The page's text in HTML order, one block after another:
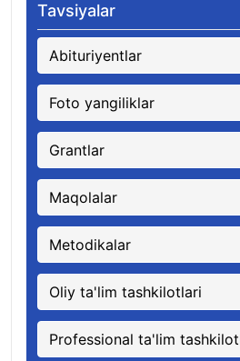
Tavsiyalar
Abituriyentlar
Foto yangiliklar
Grantlar
Maqolalar
Metodikalar
Oliy ta'lim tashkilotlari
Professional ta'lim